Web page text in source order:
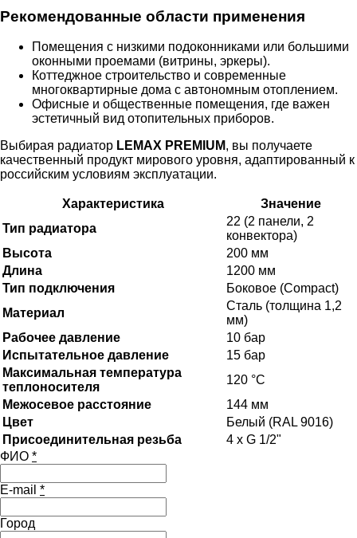
Рекомендованные области применения
Помещения с низкими подоконниками или большими
оконными проемами (витрины, эркеры).
Коттеджное строительство и современные
многоквартирные дома с автономным отоплением.
Офисные и общественные помещения, где важен
эстетичный вид отопительных приборов.
Выбирая радиатор LEMAX PREMIUM, вы получаете
качественный продукт мирового уровня, адаптированный к
российским условиям эксплуатации.
Характеристика
Значение
Тип радиатора
22 (2 панели, 2
конвектора)
Высота
200 мм
Длина
1200 мм
Тип подключения
Боковое (Compact)
Материал
Сталь (толщина 1,2
мм)
Рабочее давление
10 бар
Испытательное давление
15 бар
Максимальная температура
теплоносителя
120 °C
Межосевое расстояние
144 мм
Цвет
Белый (RAL 9016)
Присоединительная резьба
4 x G 1/2"
ФИО *
E-mail *
Город